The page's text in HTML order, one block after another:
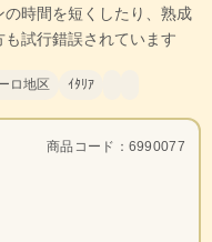
時間を短くしたり、熟成
試行錯誤されています
ロ地区 ｲﾀﾘｱ
商品コード：6990077